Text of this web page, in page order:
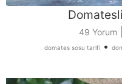
49 Yorum
domates sosu tarifi •